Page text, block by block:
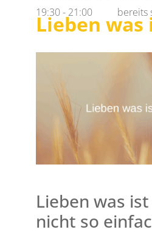
19:30- 21:00
bereits
Lieben was
Lieben was
nicht so